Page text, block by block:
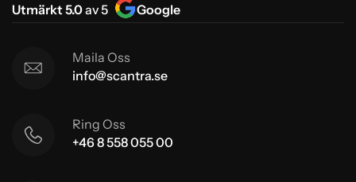
Utmärkt 5.0av 5 Google
Maila Oss
info@scantra.se
Ring Oss
+46 8 558 055 00